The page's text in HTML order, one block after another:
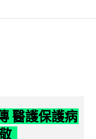
醫護保護病